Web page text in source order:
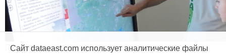
Продукты и услуги
Сайт dataeast.com использует аналитические файлы